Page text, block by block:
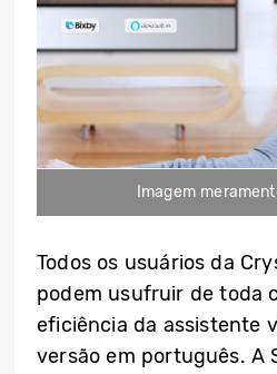
Imagem
Todos os usuários da
podem usufruir de toda
eficiência da assistente
versão em português. A